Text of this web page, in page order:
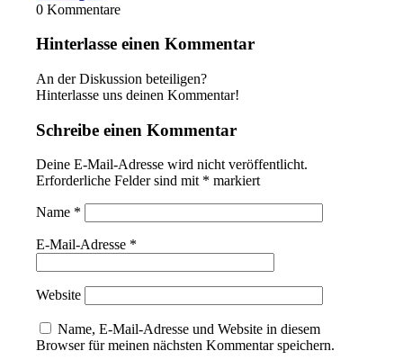
0 Kommentare
Hinterlasse einen Kommentar
An der Diskussion beteiligen?
Hinterlasse uns deinen Kommentar!
Schreibe einen Kommentar
Deine E-Mail-Adresse wird nicht veröffentlicht.
Erforderliche Felder sind mit * markiert
Name *
E-Mail-Adresse *
Website
Name, E-Mail-Adresse und Website in diesem
Browser für meinen nächsten Kommentar speichern.